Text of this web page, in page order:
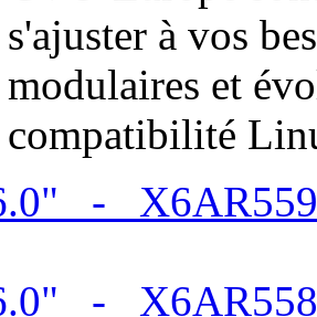
s'ajuster à vos
modulaires et
compatibilité
-
-